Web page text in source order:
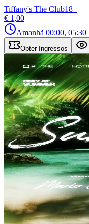
Tiffany's The Club18+
€ 1,00
Amanhã 00:00, 05:30
Obter Ingressos